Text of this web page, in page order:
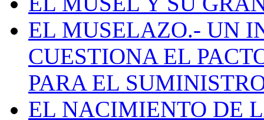
EL MUSELAZO.- UN
CUESTIONA EL
PARA EL
EL NACIMIENTO DE